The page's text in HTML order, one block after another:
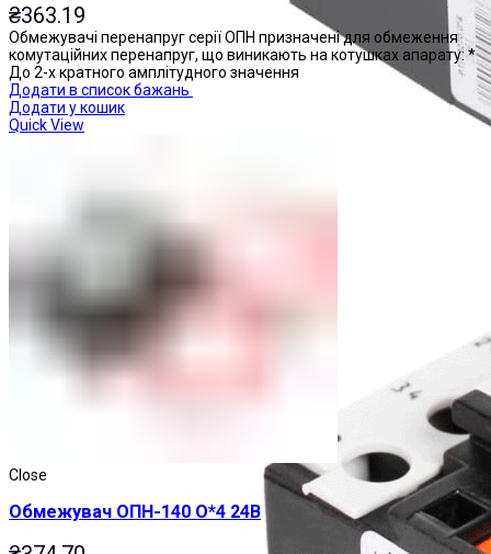
Реле теплові
₴363.19
Обмежувачі перенапруг серії ОПН призначені для обмеження
комутаційних перенапруг, що виникають на котушках апарату: *
До 2-х кратного амплітудного значення
Додати в список бажань
Додати у кошик
Quick View
Close
Обмежувач ОПН-140 О*4 24В